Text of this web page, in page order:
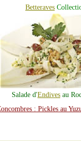
Betteraves
Salade d'Endives au
: Pickles au